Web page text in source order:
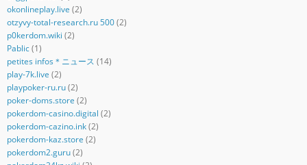
okonlineplay.live (2)
otzyvy-total-research.ru 500(2)
p0kerdom.wiki (2)
Pablic(1)
petites infos＊ニュース (14)
play-7k.live (2)
playpoker-ru.ru(2)
poker-doms.store (2)
pokerdom-casino.digital (2)
pokerdom-cazino.ink(2)
pokerdom-kaz.store (2)
pokerdom2.guru(2)